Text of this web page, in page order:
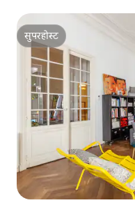
सुपरहोस्ट
सुपरहोस्ट